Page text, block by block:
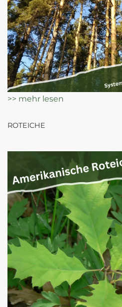
>> mehr lesen
ROTEICHE